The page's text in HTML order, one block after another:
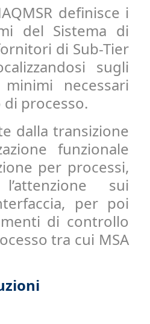
definisce i
del Sistema di
di Sub-Tier
sugli
necessari
processo.
dalla transizione
funzionale
per processi,
sui
per poi
di controllo
tra cui MSA